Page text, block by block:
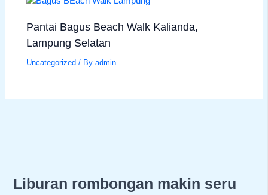
Pantai Bagus Beach Walk Kalianda,
Lampung Selatan
Uncategorized / Byadmin
Liburan rombongan makin seru